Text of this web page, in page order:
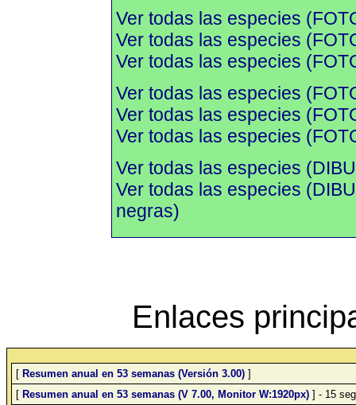
Ver todas las especies
Ver todas las especies
Ver todas las especies
Ver todas las especies
Ver todas las especies
Ver todas las especies
Ver todas las especies
Ver todas las especies
negras)
Enlaces
[ Resumen anual en 53 semanas (Versión 3.00) ]
[ Resumen anual en 53 semanas (V 7.00, Monitor W:1920px) ] - 15